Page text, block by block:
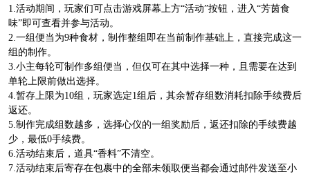
1.活动期间，玩家们可点击游戏屏幕上方“活动”按钮，进入“芳茵食
味”即可查看并参与活动。
2.一组便当为9种食材，制作整组即在当前制作基础上，直接完成这一
组的制作。
3.小主每轮可制作多组便当，但仅可在其中选择一种，且需要在达到
单轮上限前做出选择。
4.暂存上限为10组，玩家选定1组后，其余暂存组数消耗扣除手续费后
返还。
5.制作完成组数越多，选择心仪的一组奖励后，返还扣除的手续费越
少，最低0手续费。
6.活动结束后，道具“香料”不清空。
7.活动结束后寄存在包裹中的全部未领取便当都会通过邮件发送至小